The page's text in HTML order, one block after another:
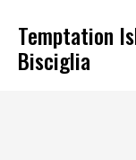
Temptation
Bisciglia